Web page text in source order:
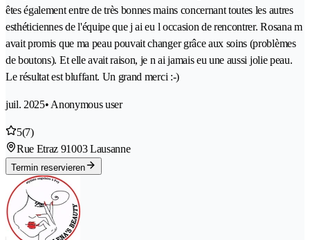
êtes également entre de très bonnes mains concernant toutes les autres
esthéticiennes de l'équipe que j ai eu l occasion de rencontrer. Rosana m
avait promis que ma peau pouvait changer grâce aux soins (problèmes
de boutons). Et elle avait raison, je n ai jamais eu une aussi jolie peau.
Le résultat est bluffant. Un grand merci :-)
juil. 2025• Anonymous user
5(7)
Rue Etraz 91003 Lausanne
Termin reservieren